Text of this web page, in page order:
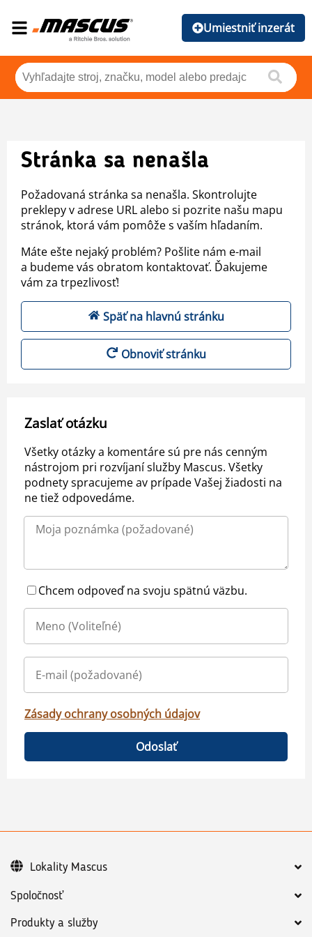
Umiestniť inzerát
Stránka sa nenašla
Požadovaná stránka sa nenašla. Skontrolujte
preklepy v adrese URL alebo si pozrite našu mapu
stránok, ktorá vám pomôže s vaším hľadaním.
Máte ešte nejaký problém? Pošlite nám e-mail
a budeme vás obratom kontaktovať. Ďakujeme
vám za trpezlivosť!
Späť na hlavnú stránku
Obnoviť stránku
Zaslať otázku
Všetky otázky a komentáre sú pre nás cenným
nástrojom pri rozvíjaní služby Mascus. Všetky
podnety spracujeme av prípade Vašej žiadosti na
ne tiež odpovedáme.
Chcem odpoveď na svoju spätnú väzbu.
Zásady ochrany osobných údajov
Odoslať
Spoločnosť
Produkty a služby
Lokality Mascus